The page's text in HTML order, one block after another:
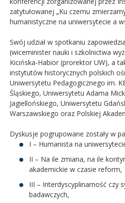
zatytułowanej „Ku czemu
humanistyczne na uniwersytecie a
Swój udział w spotkaniu
(wiceminister nauki i szkolnictwa
Kicińska-Habior (prorektor UW), a
instytutów historycznych polskich
Uniwersytetu Pedagogicznego im.
Śląskiego, Uniwersytetu Adama
Jagiellońskiego, Uniwersytetu
Warszawskiego oraz Polskiej
Dyskusje pogrupowane zostały w
I – Humanista na
II – Na ile zmiana, na ile
akademickie w czasie reform,
III – Interdyscyplinarność czy
badawczych,